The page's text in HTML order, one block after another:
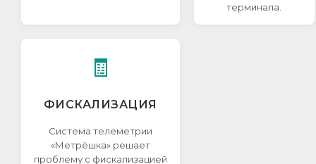
терминала.
🧾
ФИСКАЛИЗАЦИЯ
Система телеметрии
«Метрёшка» решает
проблему с фискализацией